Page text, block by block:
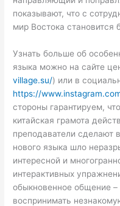
показывают, что с
мир Востока становится
Узнать больше об
языка можно на сайте
village.su/) или в
https://
стороны гарантируем,
китайская грамота
преподаватели сделают
нового языка шло
интересной и
интерактивных
обыкновенное общение
воспринимать